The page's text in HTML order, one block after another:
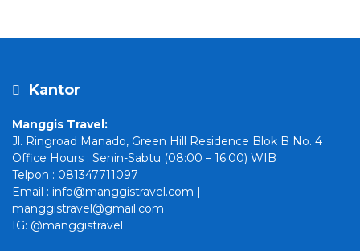
Kantor
Manggis Travel:
Jl. Ringroad Manado, Green Hill Residence Blok B No. 4
Office Hours : Senin-Sabtu (08:00 – 16:00) WIB
Telpon : 081347711097
Email : info@manggistravel.com |
manggistravel@gmail.com
IG: @manggistravel